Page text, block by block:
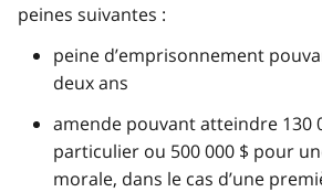
peines suivantes :
peine d’emprisonnement
deux ans
amende pouvant atteindre 130
particulier ou 500 000 $ pour
morale, dans le cas d’une